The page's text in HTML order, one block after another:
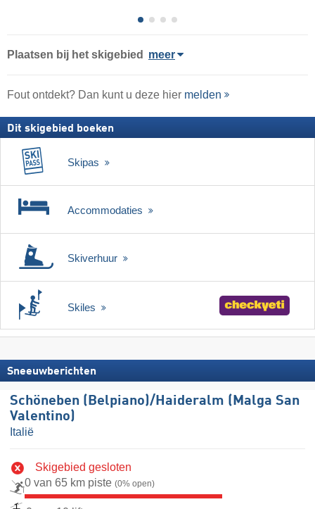
Plaatsen bij het skigebied meer
Fout ontdekt? Dan kunt u deze hier melden
Dit skigebied boeken
Skipas
Accommodaties
Skiverhuur
Skiles
Sneeuwberichten
Schöneben (Belpiano)/​Haideralm (Malga San
Valentino)
Italië
Skigebied gesloten
0 van 65 km piste (0% open)